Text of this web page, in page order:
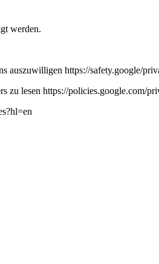
werden.
auszuwilligen https://safety.google/
zu lesen https://policies.google.com/